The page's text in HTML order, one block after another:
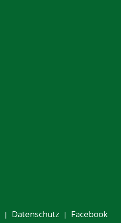
Datenschutz Facebook